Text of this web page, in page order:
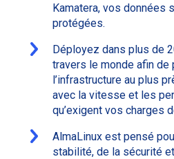
Kamatera, vos données
protégées.
Déployez dans plus de
travers le monde afin de
l’infrastructure au plus
avec la vitesse et les
qu’exigent vos charges
AlmaLinux est pensé
stabilité, de la sécurité